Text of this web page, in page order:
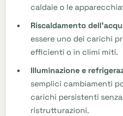
caldaie o le
Riscaldamento
essere uno dei carichi
efficienti o in climi miti.
Illuminazione e
semplici cambiamenti
carichi persistenti
ristrutturazioni.